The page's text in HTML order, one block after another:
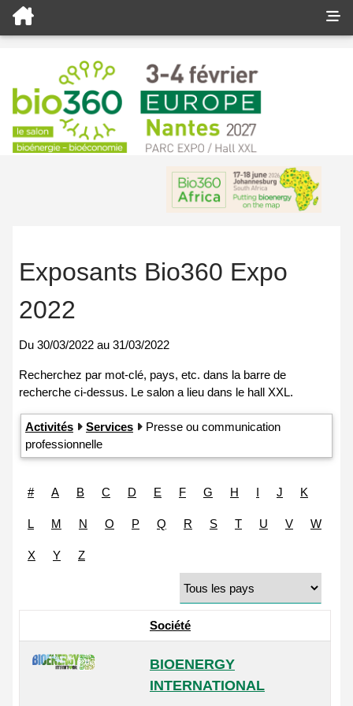
Exposants Bio360 Expo
2022
Du 30/03/2022 au 31/03/2022
Activités Services
Presse ou communication
professionnelle
# A B C D E F G H I J K
L M N O P Q R S T U V W
X Y Z
Société
BIOENERGY
INTERNATIONAL